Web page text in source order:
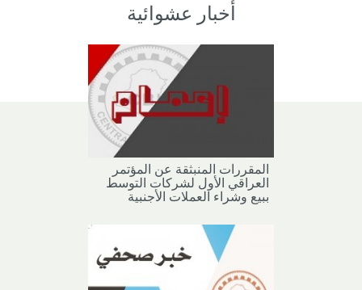
أخبار عشوائية
المقررات المنبثقة عن المؤتمر
العراقي الأول لشركات التوسط
ببيع وشراء العملات الأجنبية